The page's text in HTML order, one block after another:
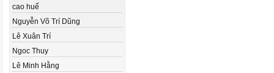
cao huế
Nguyễn Võ Trí Dũng
Lê Xuân Trí
Ngoc Thuy
Lê Minh Hằng